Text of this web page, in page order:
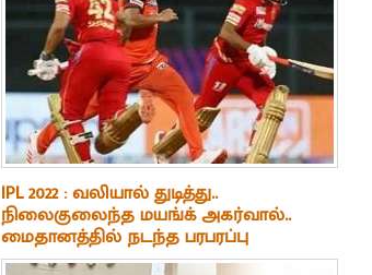
IPL 2022 : வலியால் துடித்து..
நிலைகுலைந்த மயங்க் அகர்வால்..
மைதானத்தில் நடந்த பரபரப்பு
சம்பவம்.. வைரலாகும் 'வீடியோ'